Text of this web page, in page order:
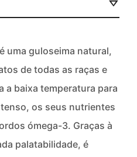
uma guloseima natural,
de todas as raças e
a baixa temperatura para
os seus nutrientes
ómega-3. Graças à
palatabilidade, é